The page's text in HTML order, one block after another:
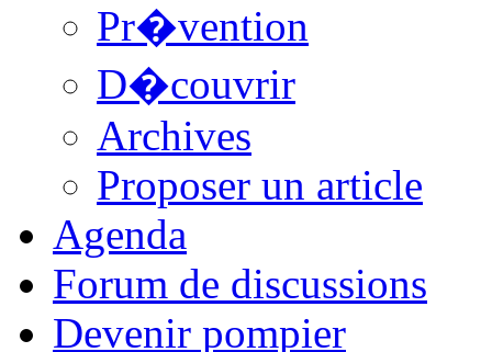
Pr�vention
D�couvrir
Archives
Proposer un article
Agenda
Forum de discussions
Devenir pompier